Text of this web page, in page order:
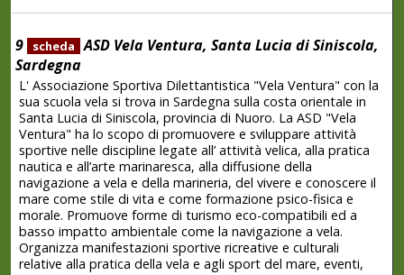
9 scheda ASD Vela Ventura, Santa Lucia di Siniscola,
Sardegna
L' Associazione Sportiva Dilettantistica "Vela Ventura" con la
sua scuola vela si trova in Sardegna sulla costa orientale in
Santa Lucia di Siniscola, provincia di Nuoro. La ASD "Vela
Ventura" ha lo scopo di promuovere e sviluppare attività
sportive nelle discipline legate all’ attività velica, alla pratica
nautica e all’arte marinaresca, alla diffusione della
navigazione a vela e della marineria, del vivere e conoscere il
mare come stile di vita e come formazione psico-fisica e
morale. Promuove forme di turismo eco-compatibili ed a
basso impatto ambientale come la navigazione a vela.
Organizza manifestazioni sportive ricreative e culturali
relative alla pratica della vela e agli sport del mare, eventi,